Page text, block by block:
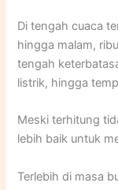
Di tengah cuaca
hingga malam,
tengah
listrik, hingga
Meski terhitung
lebih baik untuk
Terlebih di masa